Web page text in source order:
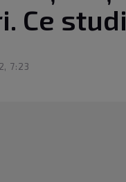
Ce
7:23